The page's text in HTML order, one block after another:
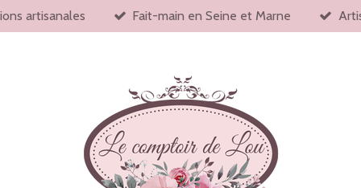
artisanales Fait-main en Seine et Marne